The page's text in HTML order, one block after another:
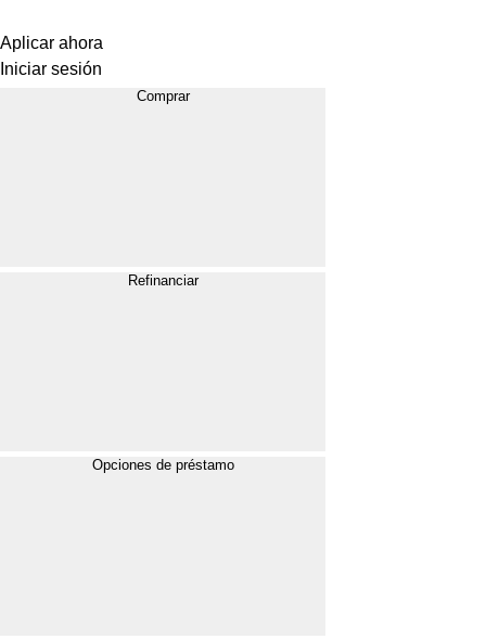
Aplicar ahora
Iniciar sesión
Comprar
Refinanciar
Opciones de préstamo